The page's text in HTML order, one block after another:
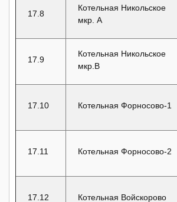
17.8
Котельная Никольское
мкр. А
17.9
Котельная Никольское
мкр.В
17.10 Котельная Форносово-1
17.11 Котельная Форносово-2
17.12 Котельная Войскорово